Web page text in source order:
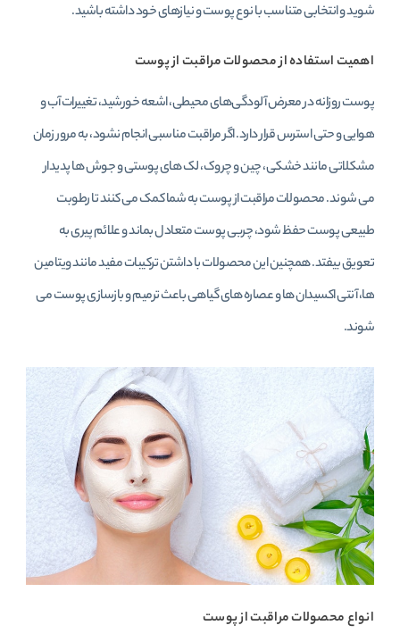
شوید و انتخابی متناسب با نوع پوست و نیازهای خود داشته باشید.
اهمیت استفاده از محصولات مراقبت از پوست
پوست روزانه در معرض آلودگی‌های محیطی، اشعه خورشید، تغییرات آب و
هوایی و حتی استرس قرار دارد. اگر مراقبت مناسبی انجام نشود، به مرور زمان
مشکلاتی مانند خشکی، چین و چروک، لک‌ های پوستی و جوش‌ ها پدیدار
می‌ شوند. محصولات مراقبت از پوست به شما کمک می‌ کنند تا رطوبت
طبیعی پوست حفظ شود، چربی پوست متعادل بماند و علائم پیری به
تعویق بیفتد. همچنین این محصولات با داشتن ترکیبات مفید مانند ویتامین‌
ها، آنتی‌ اکسیدان‌ ها و عصاره‌ های گیاهی باعث ترمیم و بازسازی پوست می‌
شوند.
انواع محصولات مراقبت از پوست